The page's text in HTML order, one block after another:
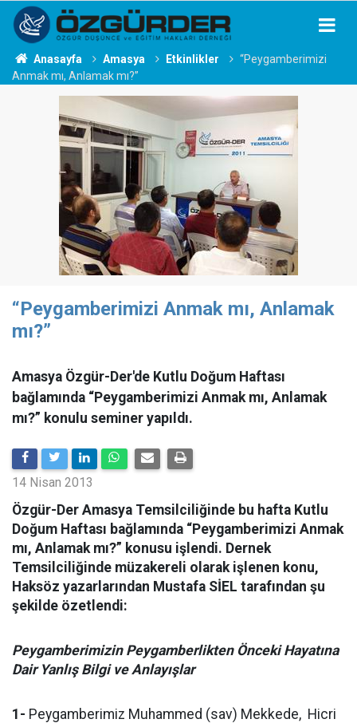
Anasayfa Amasya Etkinlikler
“Peygamberimizi
Anmak mı, Anlamak mı?”
“Peygamberimizi Anmak mı, Anlamak
mı?”
Amasya Özgür-Der'de Kutlu Doğum Haftası
bağlamında “Peygamberimizi Anmak mı, Anlamak
mı?” konulu seminer yapıldı.
14 Nisan 2013
Özgür-Der Amasya Temsilciliğinde bu hafta Kutlu
Doğum Haftası bağlamında “Peygamberimizi Anmak
mı, Anlamak mı?” konusu işlendi. Dernek
Temsilciliğinde müzakereli olarak işlenen konu,
Haksöz yazarlarından Mustafa SİEL tarafından şu
şekilde özetlendi:
Peygamberimizin Peygamberlikten Önceki Hayatına
Dair Yanlış Bilgi ve Anlayışlar
1- Peygamberimiz Muhammed (sav) Mekkede, Hicri